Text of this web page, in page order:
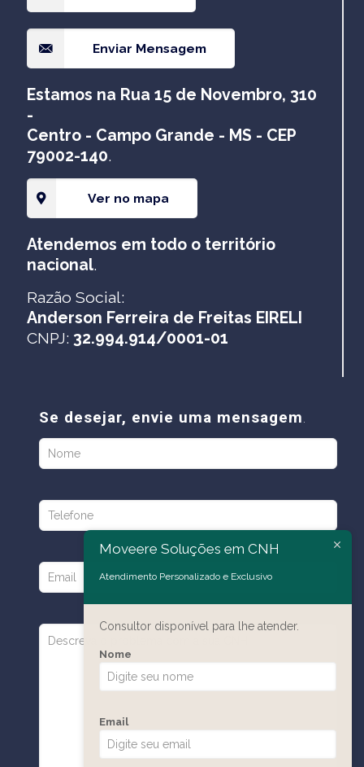
Enviar Mensagem
Estamos na Rua 15 de Novembro, 310
-
Centro - Campo Grande - MS - CEP
79002-140.
Ver no mapa
Atendemos em todo o território
nacional.
Razão Social:
Anderson Ferreira de Freitas EIRELI
CNPJ: 32.994.914/0001-01
Se desejar, envie uma mensagem.
Moveere Soluções em CNH
Atendimento Personalizado e Exclusivo
Consultor disponível para lhe atender.
Nome
Email